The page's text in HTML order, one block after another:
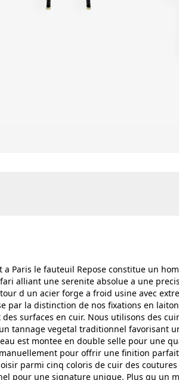
Paris le fauteuil Repose constitue un
alliant une serenite absolue a une
d un acier forge a froid usine avec
par la distinction de nos fixations en
surfaces en cuir. Nous utilisons des
tannage vegetal traditionnel favorisant
est montee en double selle pour une
pour offrir une finition
parmi cinq coloris de cuir des
pour une signature unique. Plus qu un